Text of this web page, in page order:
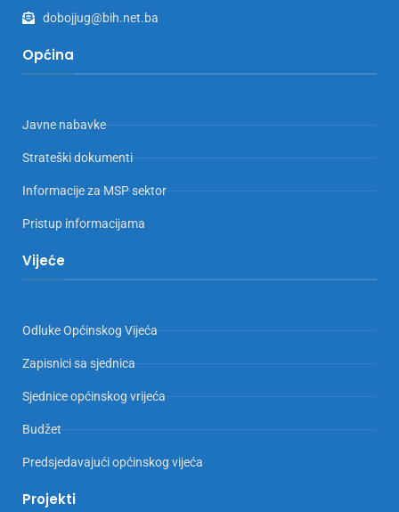
dobojjug@bih.net.ba
Općina
Javne nabavke
Strateški dokumenti
Informacije za MSP sektor
Pristup informacijama
Vijeće
Odluke Općinskog Vijeća
Zapisnici sa sjednica
Sjednice općinskog vrijeća
Budžet
Predsjedavajući općinskog vijeća
Projekti